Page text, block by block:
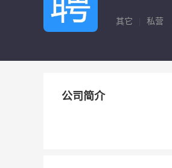
其它 私营
公司简介